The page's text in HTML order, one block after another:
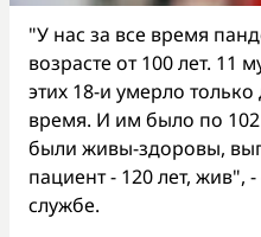
"У нас за все время
возрасте от 100 лет.
этих 18-и умерло только
время. И им было по 102
были живы-здоровы,
пациент - 120 лет, жив",
службе.